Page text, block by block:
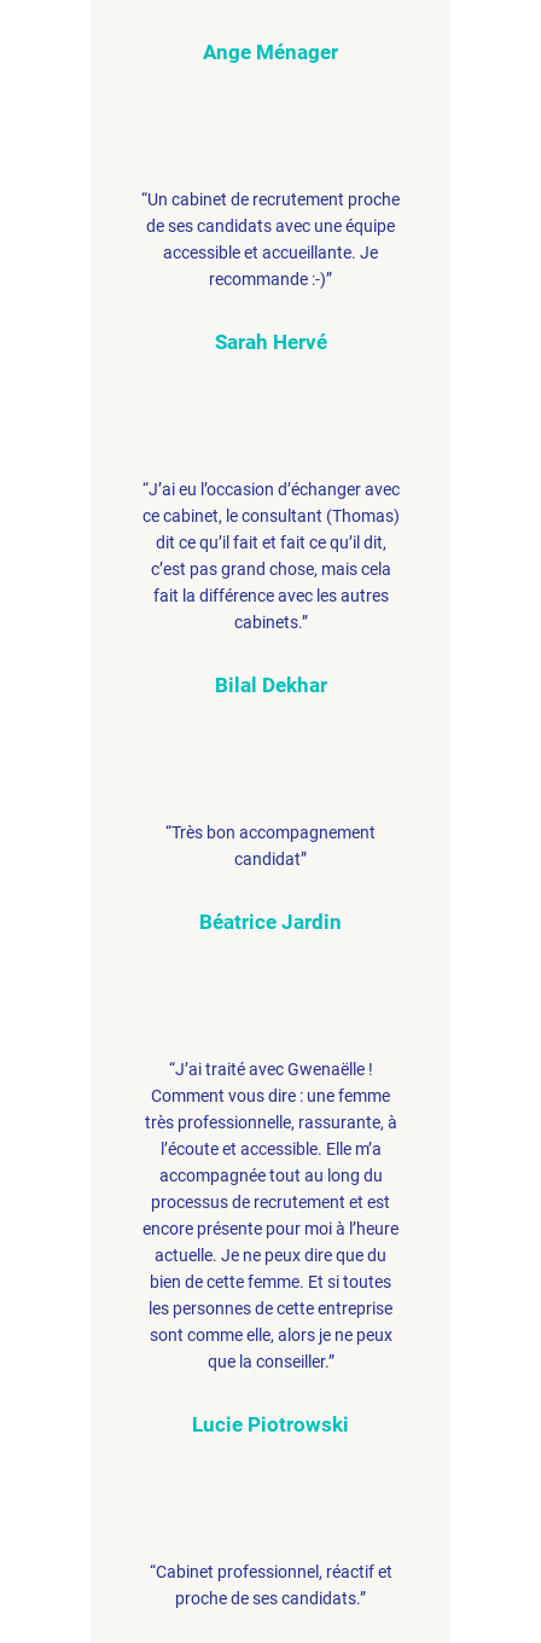
Ange Ménager
“Un cabinet de recrutement proche
de ses candidats avec une équipe
accessible et accueillante. Je
recommande :-)”
Sarah Hervé
“J’ai eu l’occasion d’échanger avec
ce cabinet, le consultant (Thomas)
dit ce qu’il fait et fait ce qu’il dit,
c’est pas grand chose, mais cela
fait la différence avec les autres
cabinets.”
Bilal Dekhar
“Très bon accompagnement
candidat”
Béatrice Jardin
“J’ai traité avec Gwenaëlle !
Comment vous dire : une femme
très professionnelle, rassurante, à
l’écoute et accessible. Elle m’a
accompagnée tout au long du
processus de recrutement et est
encore présente pour moi à l’heure
actuelle. Je ne peux dire que du
bien de cette femme. Et si toutes
les personnes de cette entreprise
sont comme elle, alors je ne peux
que la conseiller.”
Lucie Piotrowski
“Cabinet professionnel, réactif et
proche de ses candidats.”